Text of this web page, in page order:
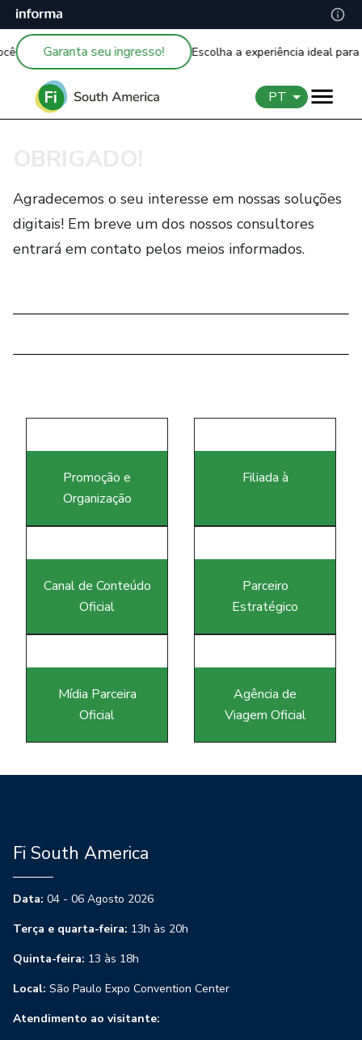
Garanta seu ingresso! Escolha a experiência ideal para
PT
Agradecemos o seu interesse em nossas soluções
digitais! Em breve um dos nossos consultores
entrará em contato pelos meios informados.
Promoção e
Organização
Filiada à
Canal de Conteúdo
Oficial
Parceiro
Estratégico
Mídia Parceira
Oficial
Agência de
Viagem Oficial
Fi South America
Data: 04 - 06 Agosto 2026
Terça e quarta-feira: 13h às 20h
Quinta-feira: 13 às 18h
Local: São Paulo Expo Convention Center
Atendimento ao visitante: